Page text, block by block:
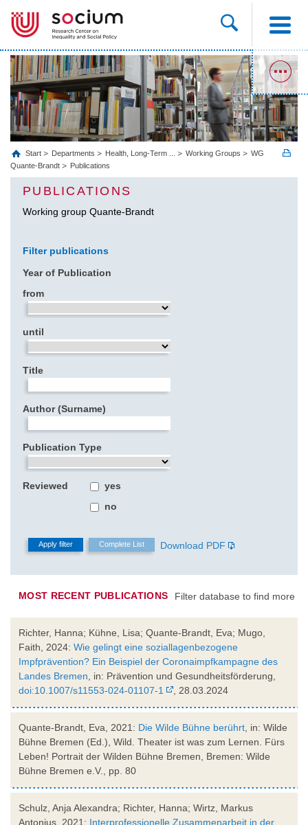
Start Departments Health, Long‐Term ... Working Groups
WG
Quante-Brandt
Publications
PUBLICATIONS
Working group Quante-Brandt
Filter publications
Year of Publication
from
until
Title
Author (Surname)
Publication Type
Reviewed
yes
no
Download PDF
MOST RECENT PUBLICATIONS Filter database to find more
Richter, Hanna; Kühne, Lisa; Quante-Brandt, Eva; Mugo,
Faith, 2024: Wie gelingt eine soziallagenbezogene
Impfprävention? Ein Beispiel der Coronaimpfkampagne des
Landes Bremen , in: Prävention und Gesundheitsförderung,
doi:10.1007/s11553-024-01107-1
, 28.03.2024
Quante-Brandt, Eva, 2021: Die Wilde Bühne berührt , in: Wilde
Bühne Bremen (Ed.), Wild. Theater ist was zum Lernen. Fürs
Leben! Portrait der Wilden Bühne Bremen, Bremen: Wilde
Bühne Bremen e.V., pp. 80
Schulz, Anja Alexandra; Richter, Hanna; Wirtz, Markus
Antonius, 2021: Interprofessionelle Zusammenarbeit in der